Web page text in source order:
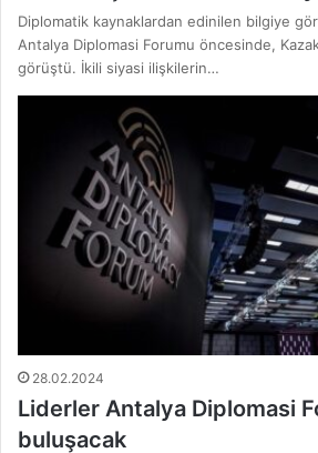
Diplomatik kaynaklardan edinilen bilgiye
Antalya Diplomasi Forumu öncesinde,
görüştü. İkili siyasi ilişkilerin…
28.02.2024
Liderler Antalya Diplomasi
buluşacak